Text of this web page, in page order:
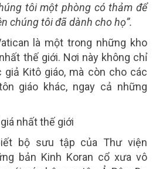
tôi một phòng có thảm để
chúng tôi đã dành cho họ”.
là một trong những kho
thế giới. Nơi này không chỉ
Kitô giáo, mà còn cho các
giáo khác, ngay cả những
nhất thế giới
bộ sưu tập của Thư viện
bản Kinh Koran cổ xưa vô